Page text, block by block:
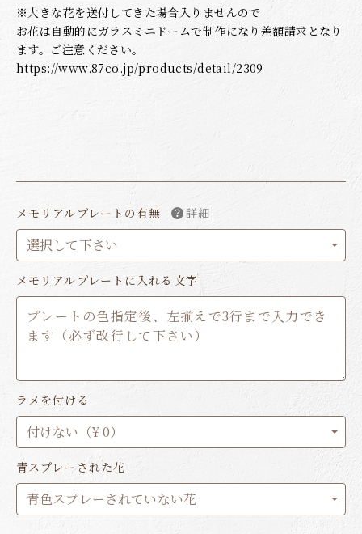
※大きな花を送付してきた場合入りませんので
お花は自動的にガラスミニドームで制作になり差額請求となり
ます。ご注意ください。
https://www.87co.jp/products/detail/2309
メモリアルプレートの有無 詳細
メモリアルプレートに入れる文字
ラメを付ける
青スプレーされた花